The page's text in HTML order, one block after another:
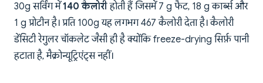
30g सर्विंग में140 कैलोरीहोती हैं जिसमें 7 g फैट, 18 g कार्ब्स और
1 g प्रोटीन है। प्रति 100g यह लगभग 467 कैलोरी देता है। कैलोरी
डेंसिटी रेगुलर चॉकलेट जैसी ही है क्योंकि freeze-drying सिर्फ़ पानी
हटाता है, मैक्रोन्यूट्रिएंट्स नहीं।